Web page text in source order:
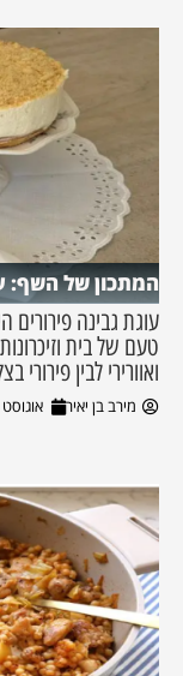
המתכון של השף:
עוגת גבינה פירורים
טעם של בית
ואוורירי לבין
מירב בן יאיר אוגוסט 4, 2026